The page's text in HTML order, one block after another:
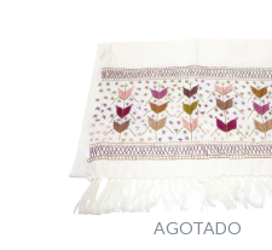
AGOTADO